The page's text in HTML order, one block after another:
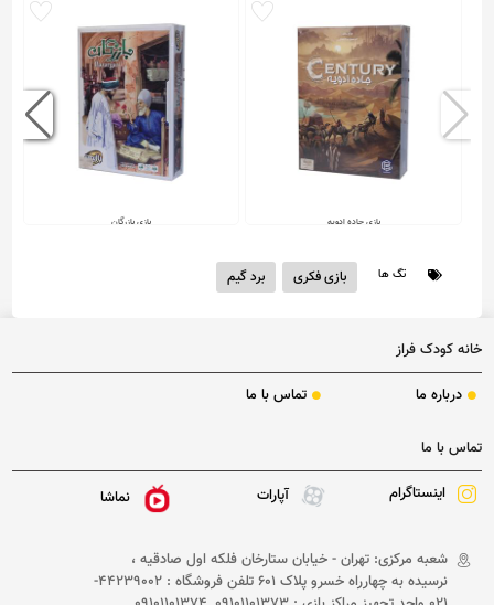
بازی جاده ادویه بازی بازرگان
تگ ها بازی فکری برد گیم
خانه کودک فراز
درباره ما تماس با ما
تماس با ما
اینستاگرام آپارات نماشا
شعبه مرکزی: تهران - خیابان ستارخان فلکه اول صادقیه ،
نرسیده به چهارراه خسرو پلاک 601 تلفن فروشگاه : 44239002-